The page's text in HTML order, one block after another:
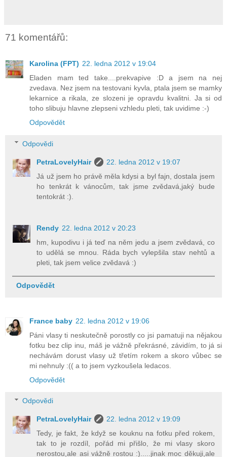
71 komentářů:
Karolina (FPT) 22. ledna 2012 v 19:04
Eladen mam ted take....prekvapive :D a jsem na nej
zvedava. Nez jsem na testovani kyvla, ptala jsem se mamky
lekarnice a rikala, ze slozeni je opravdu kvalitni. Ja si od
toho slibuju hlavne zlepseni vzhledu pleti, tak uvidime :-)
Odpovědět
Odpovědi
PetraLovelyHair
22. ledna 2012 v 19:07
Já už jsem ho právě měla kdysi a byl fajn, dostala jsem
ho tenkrát k vánocům, tak jsme zvědavá,jaký bude
tentokrát :).
Rendy 22. ledna 2012 v 20:23
hm, kupodivu i já teď na něm jedu a jsem zvědavá, co
to udělá se mnou. Ráda bych vylepšila stav nehtů a
pleti, tak jsem velice zvědavá :)
Odpovědět
France baby 22. ledna 2012 v 19:06
Páni vlasy ti neskutečně porostly co jsi pamatuji na nějakou
fotku bez clip inu, máš je vážně překrásné, závidím, to já si
nechávám dorust vlasy už třetím rokem a skoro vůbec se
mi nehnuly :(( a to jsem vyzkoušela ledacos.
Odpovědět
Odpovědi
PetraLovelyHair
22. ledna 2012 v 19:09
Tedy, je fakt, že když se kouknu na fotku před rokem,
tak to je rozdíl, pořád mi přišlo, že mi vlasy skoro
nerostou,ale asi vážně rostou :).....jinak moc děkuji,ale